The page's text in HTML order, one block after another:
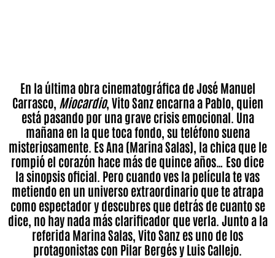
En la última obra cinematográfica de José Manuel
Carrasco, Miocardio, Vito Sanz encarna a Pablo, quien
está pasando por una grave crisis emocional. Una
mañana en la que toca fondo, su teléfono suena
misteriosamente. Es Ana (Marina Salas), la chica que le
rompió el corazón hace más de quince años… Eso dice
la sinopsis oficial. Pero cuando ves la película te vas
metiendo en un universo extraordinario que te atrapa
como espectador y descubres que detrás de cuanto se
dice, no hay nada más clarificador que verla. Junto a la
referida Marina Salas, Vito Sanz es uno de los
protagonistas con Pilar Bergés y Luis Callejo.